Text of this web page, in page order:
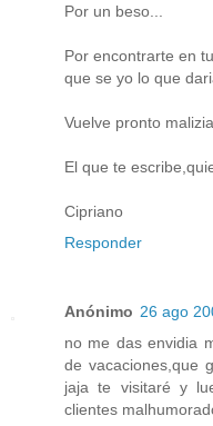
Por un beso...
Por encontrarte en
que se yo lo que
Vuelve pronto malizia
El que te
Cipriano
Responder
Anónimo 26 ago
no me das envidia
de vacaciones,que
jaja te visitaré y
clientes